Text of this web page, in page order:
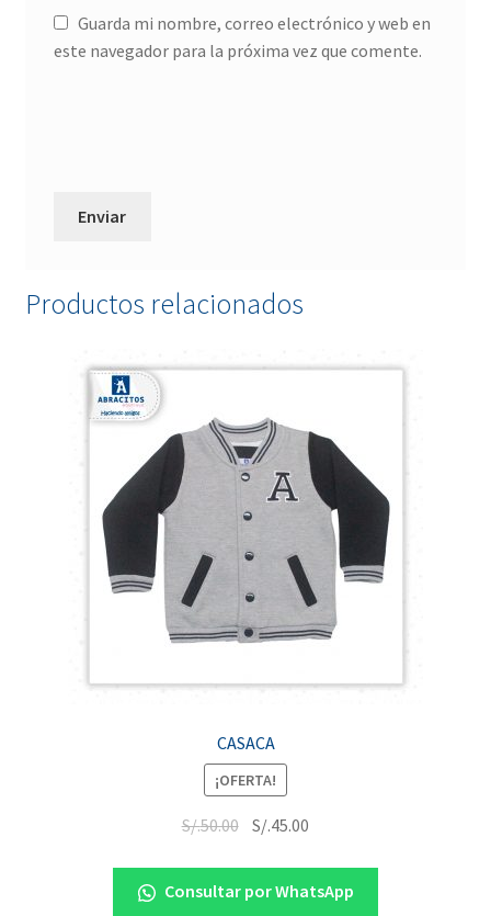
Guarda mi nombre, correo electrónico y web en
este navegador para la próxima vez que comente.
Productos relacionados
CASACA
¡OFERTA!
S/.50.00 S/.45.00
Consultar por WhatsApp